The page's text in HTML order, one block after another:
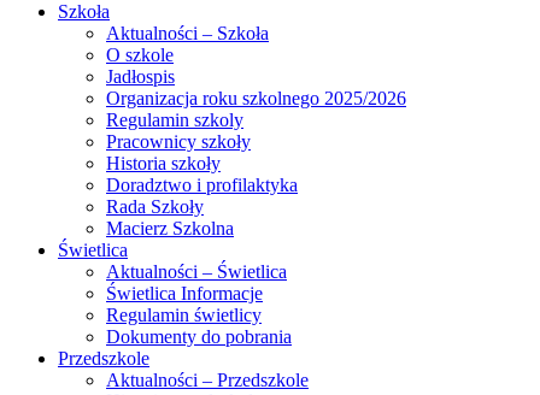
Szkoła
Aktualności – Szkoła
O szkole
Jadłospis
Organizacja roku szkolnego 2025/2026
Regulamin szkoly
Pracownicy szkoły
Historia szkoły
Doradztwo i profilaktyka
Rada Szkoły
Macierz Szkolna
Świetlica
Aktualności – Świetlica
Świetlica Informacje
Regulamin świetlicy
Dokumenty do pobrania
Przedszkole
Aktualności – Przedszkole